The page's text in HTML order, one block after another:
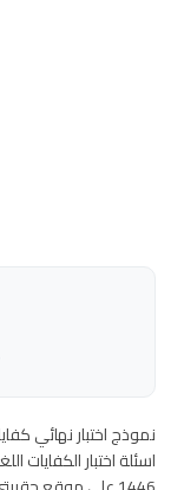
نموذج اختبار نهائي